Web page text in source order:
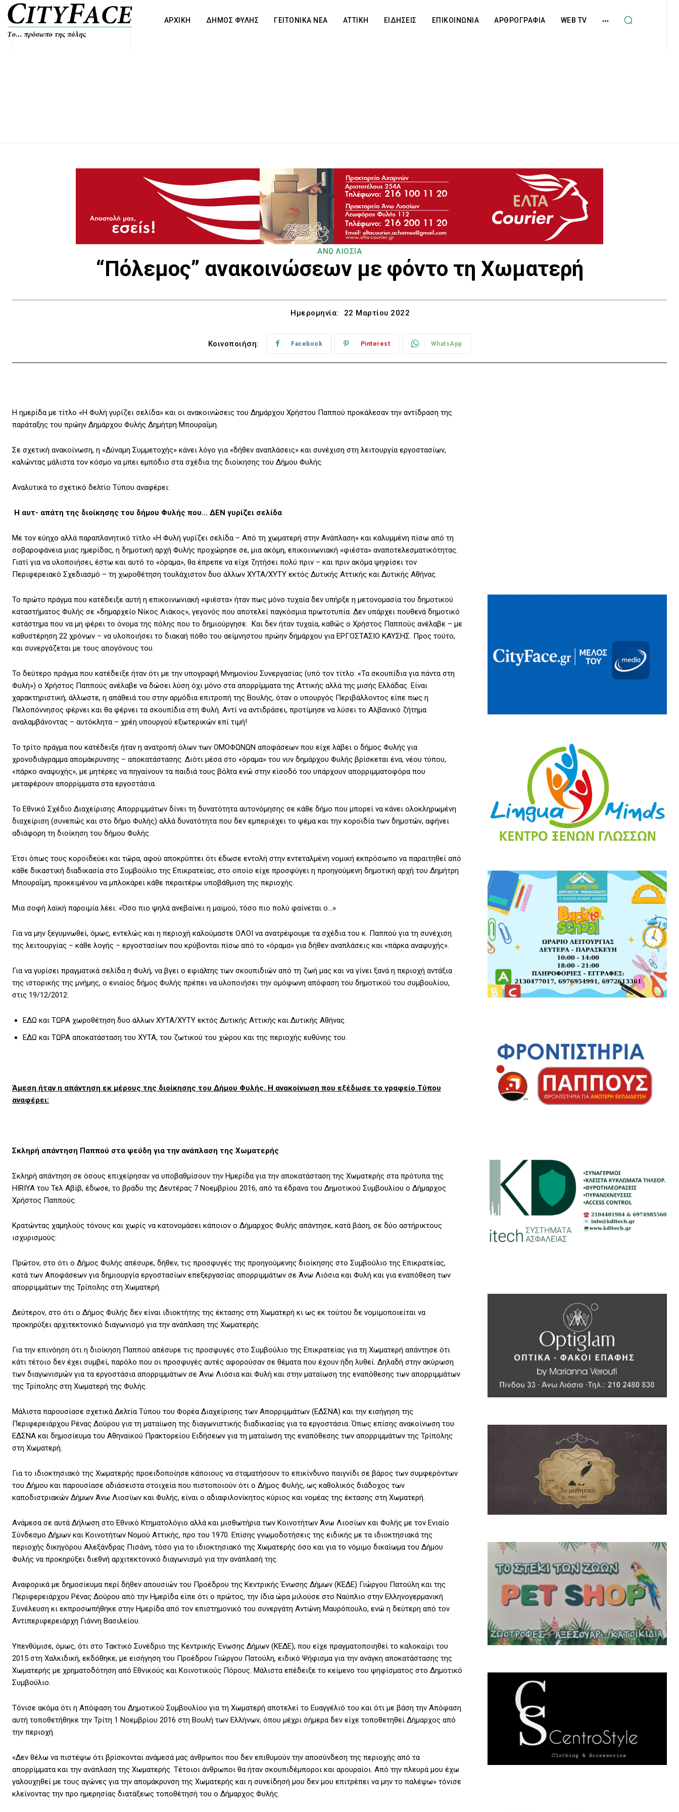
ΑΡΧΙΚΗ ΔΗΜΟΣ ΦΥΛΗΣ ΓΕΙΤΟΝΙΚΑ ΝΕΑ ΑΤΤΙΚΗ ΕΙΔΗΣΕΙΣ ΕΠΙΚΟΙΝΩΝΙΑ ΑΡΘΡΟΓΡΑΦΙΑ WEB TV
ΑΝΩ ΛΙΟΣΙΑ
“Πόλεμος” ανακοινώσεων με φόντο τη Χωματερή
Ημερομηνία: 22 Μαρτίου 2022
Κοινοποιήση: Facebook Pinterest WhatsApp
Η ημερίδα με τίτλο «Η Φυλή γυρίζει σελίδα» και οι ανακοινώσεις του Δημάρχου Χρήστου Παππού προκάλεσαν την αντίδραση της
παράταξης του πρώην Δημάρχου Φυλής Δημήτρη Μπουραΐμη.
Σε σχετική ανακοίνωση, η «Δύναμη Συμμετοχής» κάνει λόγο για «δήθεν αναπλάσεις» και συνέχιση στη λειτουργία εργοστασίων,
καλώντας μάλιστα τον κόσμο να μπει εμπόδιο στα σχέδια της διοίκησης του Δήμου Φυλής.
Αναλυτικά το σχετικό δελτίο Τύπου αναφέρει:
Η αυτ- απάτη της διοίκησης του δήμου Φυλής που… ΔΕΝ γυρίζει σελίδα
Με τον εύηχο αλλά παραπλανητικό τίτλο «Η Φυλή γυρίζει σελίδα – Από τη χωματερή στην Ανάπλαση» και καλυμμένη πίσω από τη
σοβαροφάνεια μιας ημερίδας, η δημοτική αρχή Φυλής προχώρησε σε, μια ακόμη, επικοινωνιακή «φιέστα» αναποτελεσματικότητας.
Γιατί για να υλοποιήσει, έστω και αυτό το «όραμα», θα έπρεπε να είχε ζητήσει πολύ πριν – και πριν ακόμα ψηφίσει τον
Περιφερειακό Σχεδιασμό – τη χωροθέτηση τουλάχιστον δυο άλλων ΧΥΤΑ/ΧΥΤΥ εκτός Δυτικής Αττικής και Δυτικής Αθήνας.
Το πρώτο πράγμα που κατέδειξε αυτή η επικοινωνιακή «φιέστα» ήταν πως μόνο τυχαία δεν υπήρξε η μετονομασία του δημοτικού
καταστήματος Φυλής σε «δημαρχείο Νίκος Λιάκος», γεγονός που αποτελεί παγκόσμια πρωτοτυπία. Δεν υπάρχει πουθενά δημοτικό
κατάστημα που να μη φέρει το όνομα της πόλης που το δημιούργησε. Και δεν ήταν τυχαία, καθώς ο Χρήστος Παππούς ανέλαβε – με
καθυστέρηση 22 χρόνων – να υλοποιήσει το διακαή πόθο του αείμνηστου πρώην δημάρχου για ΕΡΓΟΣΤΑΣΙΟ ΚΑΥΣΗΣ. Προς τούτο,
και συνεργάζεται με τους απογόνους του.
Το δεύτερο πράγμα που κατέδειξε ήταν ότι με την υπογραφή Μνημονίου Συνεργασίας (υπό τον τίτλο: «Τα σκουπίδια για πάντα στη
Φυλή») ο Χρήστος Παππούς ανέλαβε να δώσει λύση όχι μόνο στα απορρίμματα της Αττικής αλλά της μισής Ελλάδας. Είναι
χαρακτηριστική, άλλωστε, η απάθειά του στην αρμόδια επιτροπή της Βουλής, όταν ο υπουργός Περιβάλλοντος είπε πως η
Πελοπόννησος φέρνει και θα φέρνει τα σκουπίδια στη Φυλή. Αντί να αντιδράσει, προτίμησε να λύσει το Αλβανικό ζήτημα
αναλαμβάνοντας – αυτόκλητα – χρέη υπουργού εξωτερικών επί τιμή!
Το τρίτο πράγμα που κατέδειξε ήταν η ανατροπή όλων των ΟΜΟΦΩΝΩΝ αποφάσεων που είχε λάβει ο δήμος Φυλής για
χρονοδιάγραμμα απομάκρυνσης – αποκατάστασης. Διότι μέσα στο «όραμα» του νυν δημάρχου Φυλής βρίσκεται ένα, νέου τύπου,
«πάρκο αναψυχής», με μητέρες να πηγαίνουν τα παιδιά τους βόλτα ενώ στην είσοδό του υπάρχουν απορριμματοφόρα που
μεταφέρουν απορρίμματα στα εργοστάσια.
Το Εθνικό Σχέδιο Διαχείρισης Απορριμμάτων δίνει τη δυνατότητα αυτονόμησης σε κάθε δήμο που μπορεί να κάνει ολοκληρωμένη
διαχείριση (συνεπώς και στο δήμο Φυλής) αλλά δυνατότητα που δεν εμπεριέχει το ψέμα και την κοροϊδία των δημοτών, αφήνει
αδιάφορη τη διοίκηση του δήμου Φυλής.
Έτσι όπως τους κοροϊδεύει και τώρα, αφού αποκρύπτει ότι έδωσε εντολή στην εντεταλμένη νομική εκπρόσωπο να παραιτηθεί από
κάθε δικαστική διαδικασία στο Συμβούλιο της Επικρατείας, στο οποίο είχε προσφύγει η προηγούμενη δημοτική αρχή του Δημήτρη
Μπουραΐμη, προκειμένου να μπλοκάρει κάθε περαιτέρω υποβάθμιση της περιοχής.
Μια σοφή λαϊκή παροιμία λέει: «Όσο πιο ψηλά ανεβαίνει η μαϊμού, τόσο πιο πολύ φαίνεται ο…»
Για να μην ξεγυμνωθεί, όμως, εντελώς και η περιοχή καλούμαστε ΟΛΟΙ να ανατρέψουμε τα σχέδια του κ. Παππού για τη συνέχιση
της λειτουργίας – κάθε λογής – εργοστασίων που κρύβονται πίσω από το «όραμα» για δήθεν αναπλάσεις και «πάρκα αναψυχής».
Για να γυρίσει πραγματικά σελίδα η Φυλή, να βγει ο εφιάλτης των σκουπιδιών από τη ζωή μας και να γίνει ξανά η περιοχή αντάξια
της ιστορικής της μνήμης, ο ενιαίος δήμος Φυλής πρέπει να υλοποιήσει την ομόφωνη απόφαση του δημοτικού του συμβουλίου,
στις 19/12/2012:
ΕΔΩ και ΤΩΡΑ χωροθέτηση δυο άλλων ΧΥΤΑ/ΧΥΤΥ εκτός Δυτικής Αττικής και Δυτικής Αθήνας.
ΕΔΩ και ΤΩΡΑ αποκατάσταση του ΧΥΤΑ, του ζωτικού του χώρου και της περιοχής ευθύνης του.
Άμεση ήταν η απάντηση εκ μέρους της διοίκησης του Δήμου Φυλής. Η ανακοίνωση που εξέδωσε το γραφείο Τύπου
αναφέρει:
Σκληρή απάντηση Παππού στα ψεύδη για την ανάπλαση της Χωματερής
Σκληρή απάντηση σε όσους επιχείρησαν να υποβαθμίσουν την Ημερίδα για την αποκατάσταση της Χωματερής στα πρότυπα της
HIRIYA του Τελ Αβίβ, έδωσε, το βράδυ της Δευτέρας 7 Νοεμβρίου 2016, από τα έδρανα του Δημοτικού Συμβουλίου ο Δήμαρχος
Χρήστος Παππούς.
Κρατώντας χαμηλούς τόνους και χωρίς να κατονομάσει κάποιον ο Δήμαρχος Φυλής απάντησε, κατά βάση, σε δύο αστήρικτους
ισχυρισμούς:
Πρώτον, στο ότι ο Δήμος Φυλής απέσυρε, δήθεν, τις προσφυγές της προηγούμενης διοίκησης στο Συμβούλιο της Επικρατείας,
κατά των Αποφάσεων για δημιουργία εργοστασίων επεξεργασίας απορριμμάτων σε Άνω Λιόσια και Φυλή και για εναπόθεση των
απορριμμάτων της Τρίπολης στη Χωματερή.
Δεύτερον, στο ότι ο Δήμος Φυλής δεν είναι ιδιοκτήτης της έκτασης στη Χωματερή κι ως εκ τούτου δε νομιμοποιείται να
προκηρύξει αρχιτεκτονικό διαγωνισμό για την ανάπλαση της Χωματερής.
Για την επινόηση ότι η διοίκηση Παππού απέσυρε τις προσφυγές στο Συμβούλιο της Επικρατείας για τη Χωματερή απάντησε ότι
κάτι τέτοιο δεν έχει συμβεί, παρόλο που οι προσφυγές αυτές αφορούσαν σε θέματα που έχουν ήδη λυθεί. Δηλαδή στην ακύρωση
των διαγωνισμών για τα εργοστάσια απορριμμάτων σε Άνω Λιόσια και Φυλή και στην ματαίωση της εναπόθεσης των απορριμμάτων
της Τρίπολης στη Χωματερή της Φυλής.
Μάλιστα παρουσίασε σχετικά Δελτία Τύπου του Φορέα Διαχείρισης των Απορριμμάτων (ΕΔΣΝΑ) και την εισήγηση της
Περιφερειάρχου Ρένας Δούρου για τη ματαίωση της διαγωνιστικής διαδικασίας για τα εργοστάσια. Όπως επίσης ανακοίνωση του
ΕΔΣΝΑ και δημοσίευμα του Αθηναϊκού Πρακτορείου Ειδήσεων για τη ματαίωση της εναπόθεσης των απορριμμάτων της Τρίπολης
στη Χωματερή.
Για το ιδιοκτησιακό της Χωματερής προειδοποίησε κάποιους να σταματήσουν το επικίνδυνο παιγνίδι σε βάρος των συμφερόντων
του Δήμου και παρουσίασε αδιάσειστα στοιχεία που πιστοποιούν ότι ο Δήμος Φυλής, ως καθολικός διάδοχος των
καποδιστριακών Δήμων Άνω Λιοσίων και Φυλής, είναι ο αδιαφιλονίκητος κύριος και νομέας της έκτασης στη Χωματερή.
Ανάμεσα σε αυτά Δήλωση στο Εθνικό Κτηματολόγιο αλλά και μισθωτήρια των Κοινοτήτων Άνω Λιοσίων και Φυλής με τον Ενιαίο
Σύνδεσμο Δήμων και Κοινοτήτων Νομού Αττικής, προ του 1970. Επίσης γνωμοδοτήσεις της ειδικής με τα ιδιοκτησιακά της
περιοχής δικηγόρου Αλεξάνδρας Πισάνη, τόσο για το ιδιοκτησιακό της Χωματερής όσο και για το νόμιμο δικαίωμα του Δήμου
Φυλής να προκηρύξει διεθνή αρχιτεκτονικό διαγωνισμό για την ανάπλασή της.
Αναφορικά με δημοσίευμα περί δήθεν απουσιών του Προέδρου της Κεντρικής Ένωσης Δήμων (ΚΕΔΕ) Γιώργου Πατούλη και της
Περιφερειάρχου Ρένας Δούρου από την Ημερίδα είπε ότι ο πρώτος, την ίδια ώρα μιλούσε στο Ναύπλιο στην Ελληνογερμανική
Συνέλευση κι εκπροσωπήθηκε στην Ημερίδα από τον επιστημονικό του συνεργάτη Αντώνη Μαυρόπουλο, ενώ η δεύτερη από τον
Αντιπεριφερειάρχη Γιάννη Βασιλείου.
Υπενθύμισε, όμως, ότι στο Τακτικό Συνέδριο της Κεντρικής Ένωσης Δήμων (ΚΕΔΕ), που είχε πραγματοποιηθεί το καλοκαίρι του
2015 στη Χαλκιδική, εκδόθηκε, με εισήγηση του Προέδρου Γιώργου Πατούλη, ειδικό Ψήφισμα για την ανάγκη αποκατάστασης της
Χωματερής με χρηματοδότηση από Εθνικούς και Κοινοτικούς Πόρους. Μάλιστα επέδειξε το κείμενο του ψηφίσματος στο Δημοτικό
Συμβούλιο.
Τόνισε ακόμα ότι η Απόφαση του Δημοτικού Συμβουλίου για τη Χωματερή αποτελεί το Ευαγγέλιό του και ότι με βάση την Απόφαση
αυτή τοποθετήθηκε την Τρίτη 1 Νοεμβρίου 2016 στη Βουλή των Ελλήνων, όπου μέχρι σήμερα δεν είχε τοποθετηθεί Δήμαρχος από
την περιοχή.
«Δεν θέλω να πιστέψω ότι βρίσκονται ανάμεσά μας άνθρωποι που δεν επιθυμούν την αποσύνδεση της περιοχής από τα
απορρίμματα και την ανάπλαση της Χωματερής. Τέτοιοι άνθρωποι θα ήταν σκουπιδέμποροι και αρουραίοι. Από την πλευρά μου έχω
γαλουχηθεί με τους αγώνες για την απομάκρυνση της Χωματερής και η συνείδησή μου δεν μου επιτρέπει να μην το παλέψω» τόνισε
κλείνοντας την προ ημερησίας διατάξεως τοποθέτησή του ο Δήμαρχος Φυλής.